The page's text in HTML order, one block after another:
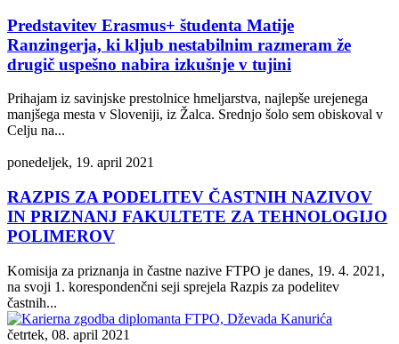
Predstavitev Erasmus+ študenta Matije
Ranzingerja, ki kljub nestabilnim razmeram že
drugič uspešno nabira izkušnje v tujini
Prihajam iz savinjske prestolnice hmeljarstva, najlepše urejenega
manjšega mesta v Sloveniji, iz Žalca. Srednjo šolo sem obiskoval v
Celju na...
ponedeljek, 19. april 2021
RAZPIS ZA PODELITEV ČASTNIH NAZIVOV
IN PRIZNANJ FAKULTETE ZA TEHNOLOGIJO
POLIMEROV
Komisija za priznanja in častne nazive FTPO je danes, 19. 4. 2021,
na svoji 1. korespondenčni seji sprejela Razpis za podelitev
častnih...
četrtek, 08. april 2021